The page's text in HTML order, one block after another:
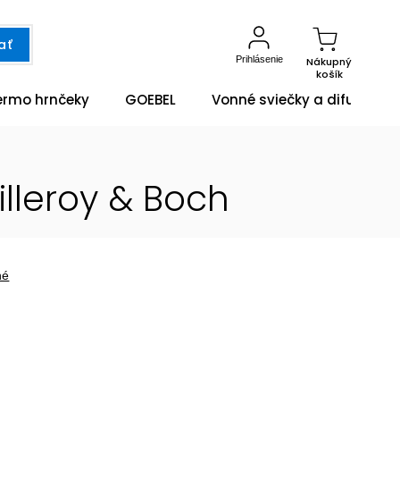
Nákupný
košík
Prihlásenie
hrnčeky GOEBEL Vonné sviečky a difuzéry
& Boch